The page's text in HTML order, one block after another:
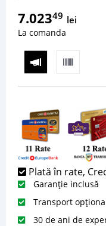
7.02349 lei
La comanda
Plată în rate,
Garanție inclusă
Transport
30 de ani de